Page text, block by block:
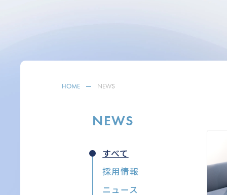
HOME NEWS
NEWS
すべて
採用情報
ニュース